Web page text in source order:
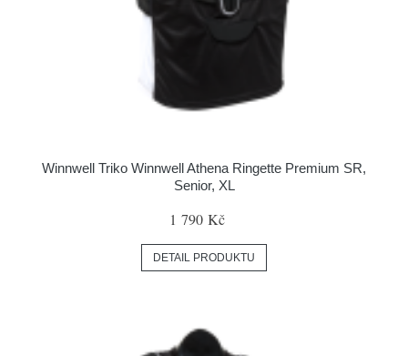
Winnwell Triko Winnwell Athena Ringette Premium SR,
Senior, XL
1 790 Kč
DETAIL PRODUKTU